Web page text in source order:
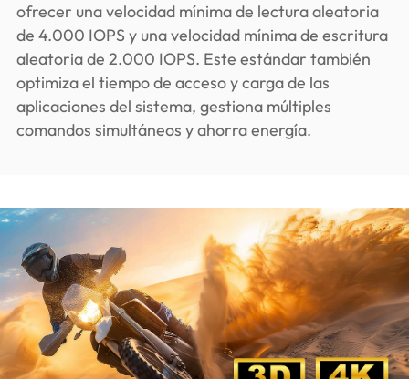
ofrecer una velocidad mínima de lectura aleatoria
de 4.000 IOPS y una velocidad mínima de escritura
aleatoria de 2.000 IOPS. Este estándar también
optimiza el tiempo de acceso y carga de las
aplicaciones del sistema, gestiona múltiples
comandos simultáneos y ahorra energía.